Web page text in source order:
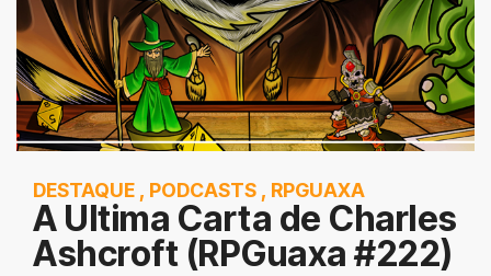
DESTAQUE , PODCASTS , RPGUAXA
A Ultima Carta de Charles
Ashcroft (RPGuaxa #222)